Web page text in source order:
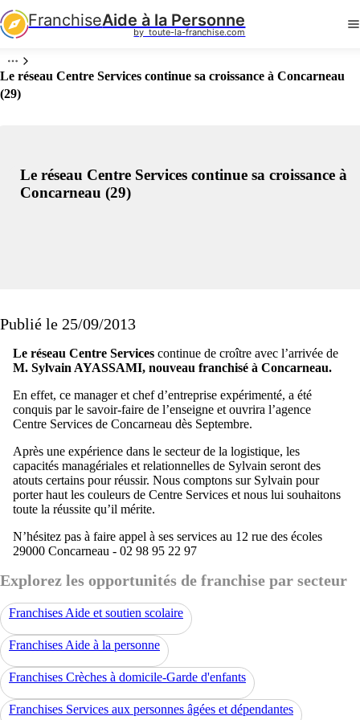
FranchiseAide à la Personne
by  toute-la-franchise.com
Le réseau Centre Services continue sa croissance à Concarneau
(29)
Le réseau Centre Services continue sa croissance à
Concarneau (29)
Publié le 25/09/2013
Le réseau Centre Services continue de croître avec l’arrivée de
M. Sylvain AYASSAMI, nouveau franchisé à Concarneau.
En effet, ce manager et chef d’entreprise expérimenté, a été
conquis par le savoir-faire de l’enseigne et ouvrira l’agence
Centre Services de Concarneau dès Septembre.
Après une expérience dans le secteur de la logistique, les
capacités managériales et relationnelles de Sylvain seront des
atouts certains pour réussir. Nous comptons sur Sylvain pour
porter haut les couleurs de Centre Services et nous lui souhaitons
toute la réussite qu’il mérite.
N’hésitez pas à faire appel à ses services au 12 rue des écoles
29000 Concarneau - 02 98 95 22 97
Explorez les opportunités de franchise par secteur
Franchises Aide et soutien scolaire
Franchises Aide à la personne
Franchises Crèches à domicile-Garde d'enfants
Franchises Services aux personnes âgées et dépendantes